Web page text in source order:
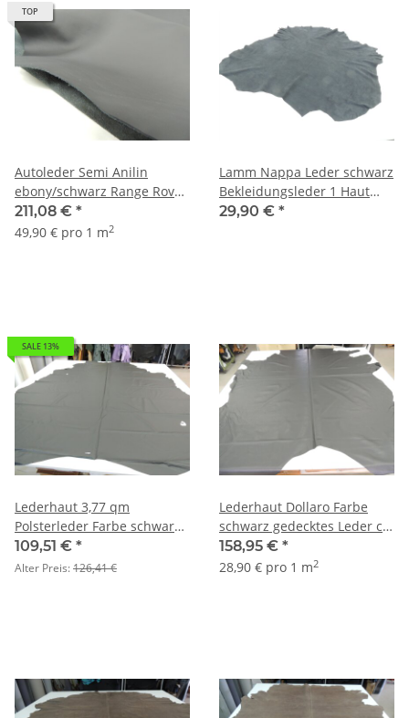
TOP
Autoleder Semi Anilin
ebony/schwarz Range Rover
4,23 qm
211,08 € *
49,90 € pro 1 m2
Lamm Nappa Leder schwarz
Bekleidungsleder 1 Haut
0,45 qm
29,90 € *
SALE 13%
Lederhaut 3,77 qm
Polsterleder Farbe schwarz
Rindleder Semi-anilin 1,0-
1,2
109,51 € *
Alter Preis:126,41 €
Lederhaut Dollaro Farbe
schwarz gedecktes Leder ca.
5,5 qm
158,95 € *
28,90 € pro 1 m2